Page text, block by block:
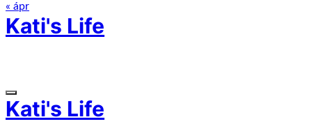
« ápr
Kati's Life
Kati's Life